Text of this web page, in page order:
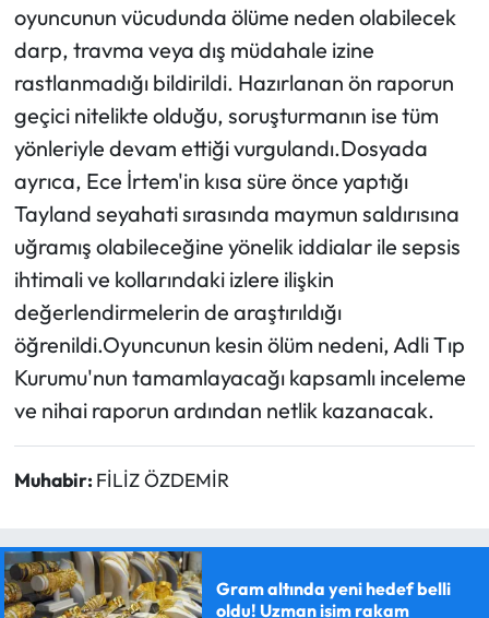
oyuncunun vücudunda ölüme neden olabilecek
darp, travma veya dış müdahale izine
rastlanmadığı bildirildi. Hazırlanan ön raporun
geçici nitelikte olduğu, soruşturmanın ise tüm
yönleriyle devam ettiği vurgulandı.Dosyada
ayrıca, Ece İrtem'in kısa süre önce yaptığı
Tayland seyahati sırasında maymun saldırısına
uğramış olabileceğine yönelik iddialar ile sepsis
ihtimali ve kollarındaki izlere ilişkin
değerlendirmelerin de araştırıldığı
öğrenildi.Oyuncunun kesin ölüm nedeni, Adli Tıp
Kurumu'nun tamamlayacağı kapsamlı inceleme
ve nihai raporun ardından netlik kazanacak.
Muhabir: FİLİZ ÖZDEMİR
Gram altında yeni hedef belli
oldu! Uzman isim rakam